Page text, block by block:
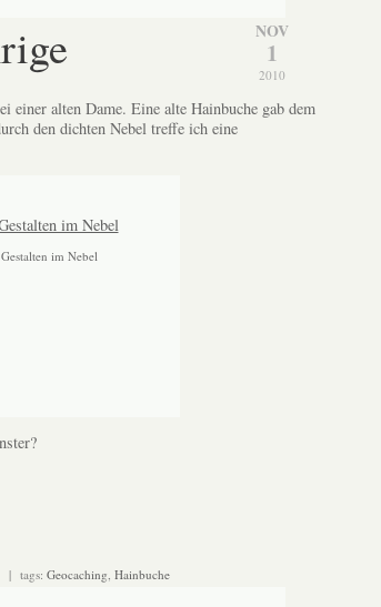
NOV
1
2010
einer alten Dame. Eine alte Hainbuche gab dem
den dichten Nebel treffe ich eine
Gestalten im Nebel
| tags: Geocaching, Hainbuche